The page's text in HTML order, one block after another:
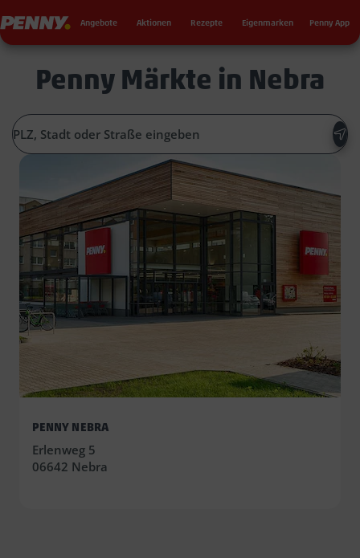
Penny Angebote Aktionen Rezepte Eigenmarken Penny App
Penny Märkte in Nebra
PENNY NEBRA
Erlenweg 5
06642 Nebra